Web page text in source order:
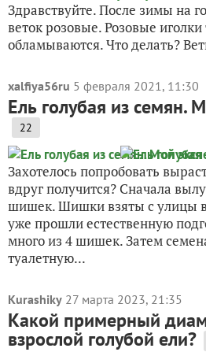
Здравствуйте. После зимы на
веток розовые. Розовые
обламываются. Что делать?
xalfiya56ru 5 февраля 2021, 11:30
Ель голубая из семян.
22
Захотелось попробовать
вдруг получится? Сначала
шишек. Шишки взяты с улицы
уже прошли естественную
много из 4 шишек. Затем
туалетную...
Kurashiky 27 марта 2023, 21:35
Какой примерный
взрослой голубой ели?